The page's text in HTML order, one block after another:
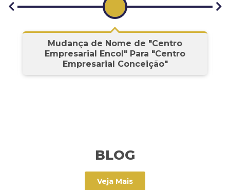
Mudança de Nome de "Centro
Empresarial Encol" Para "Centro
Empresarial Conceição"
BLOG
Veja Mais